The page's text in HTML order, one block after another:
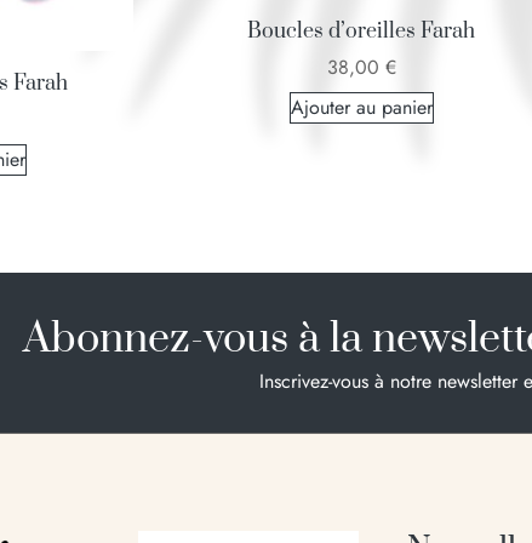
Farah
Boucles d’oreilles Farah
38,00 €
Ajouter au panier
Abonnez-vous à la
Inscrivez-vous à notre